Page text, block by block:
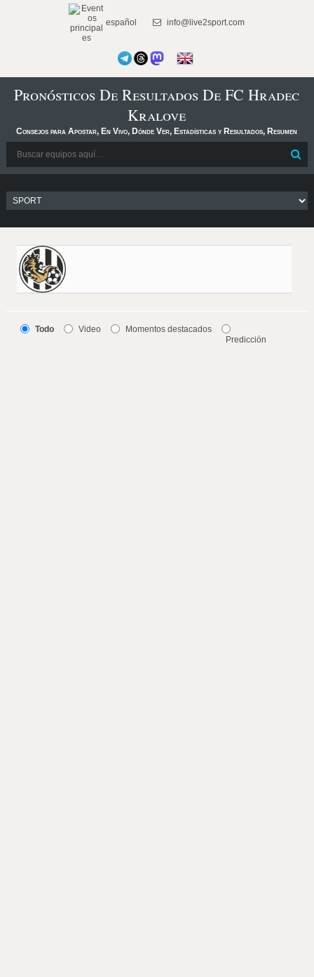
español info@live2sport.com
Pronósticos De Resultados De FC Hradec
Kralove
Consejos para Apostar, En Vivo, Dónde Ver, Estadísticas y Resultados, Resumen
Todo Video
Momentos destacados
Predicción